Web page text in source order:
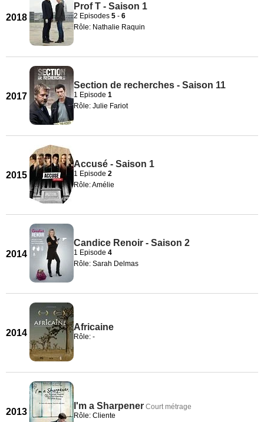
2018
Prof T - Saison 1
2 Episodes 5 - 6
Rôle: Nathalie Raquin
2017
Section de recherches - Saison 11
1 Episode 1
Rôle: Julie Fariot
2015
Accusé - Saison 1
1 Episode 2
Rôle: Amélie
2014
Candice Renoir - Saison 2
1 Episode 4
Rôle: Sarah Delmas
2014
Africaine
Rôle: -
2013
I'm a Sharpener Court métrage
Rôle: Cliente